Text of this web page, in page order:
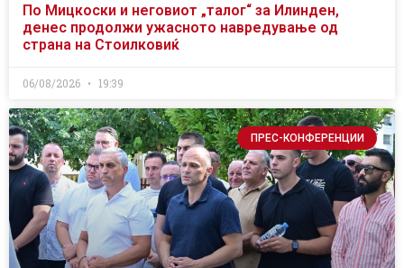
По Мицкоски и неговиот „талог“ за Илинден,
денес продолжи ужасното навредување од
страна на Стоилковиќ
06/08/2026 19:39
ПРЕС-КОНФЕРЕНЦИИ